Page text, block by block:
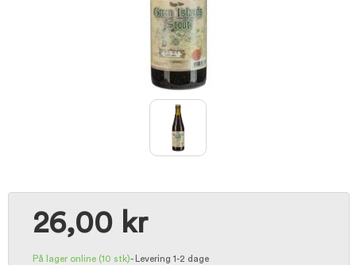
26,00 kr
På lager online (10 stk)-
Levering 1-2 dage